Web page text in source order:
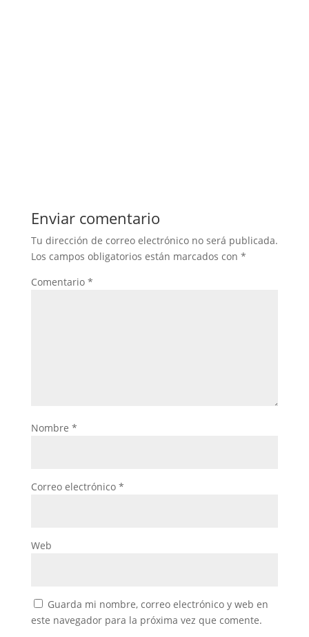
Enviar comentario
Tu dirección de correo electrónico no será publicada.
Los campos obligatorios están marcados con *
Comentario *
Nombre *
Correo electrónico *
Web
Guarda mi nombre, correo electrónico y web en
este navegador para la próxima vez que comente.